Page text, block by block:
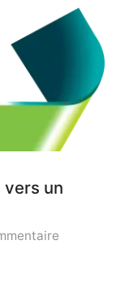
complet
pour
booster
un